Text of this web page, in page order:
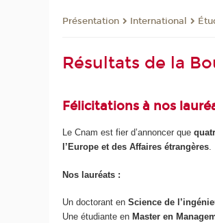
Présentation International
Résultats de la
Félicitations à nos
Le Cnam est fier d’annoncer que
l’Europe et des Affaires étrangères.
Nos lauréats :
Un doctorant enScience de
Une étudiante en Master en